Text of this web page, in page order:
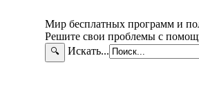
Мир бесплатных программ и
Решите свои проблемы с
🔍 Искать...